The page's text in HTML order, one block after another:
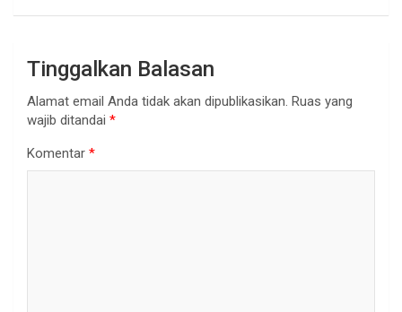
Tinggalkan Balasan
Alamat email Anda tidak akan dipublikasikan. Ruas yang
wajib ditandai *
Komentar *